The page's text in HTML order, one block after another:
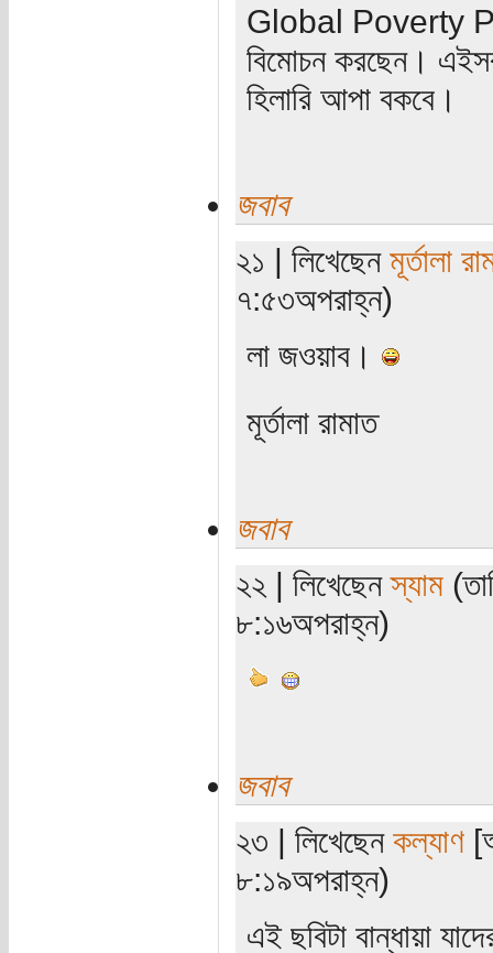
Global Poverty
বিমোচন করছেন। এইসব
হিলারি আপা বকবে।
জবাব
২১ | লিখেছেন মূর্তালা
৭:৫৩অপরাহ্ন)
লা জওয়াব।
মূর্তালা রামাত
জবাব
২২ | লিখেছেনস্যাম
৮:১৬অপরাহ্ন)
জবাব
২৩ | লিখেছেন কল্যাণ
৮:১৯অপরাহ্ন)
এই ছবিটা বান্ধায়া